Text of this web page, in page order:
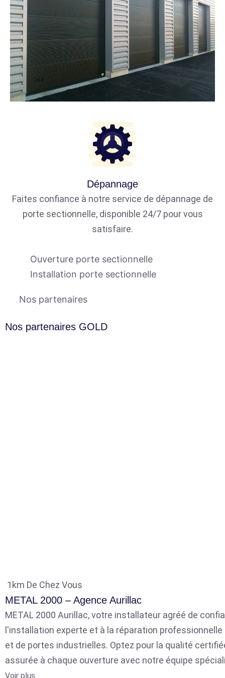
Dépannage
Faites confiance à notre service de dépannage de
porte sectionnelle, disponible 24/7 pour vous
satisfaire.
Ouverture porte sectionnelle
Installation porte sectionnelle
Nos partenaires
Nos partenaires GOLD
1km De Chez Vous
METAL 2000 – Agence Aurillac
METAL 2000 Aurillac, votre installateur agréé de
l'installation experte et à la réparation
et de portes industrielles. Optez pour la qualité
assurée à chaque ouverture avec notre équipe
Voir plus